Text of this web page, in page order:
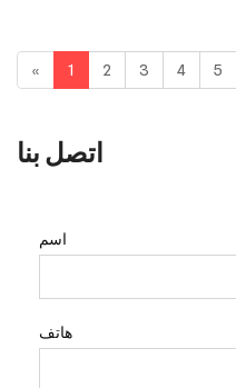
« 1 2 3 4 5
اتصل بنا
اسم
هاتف